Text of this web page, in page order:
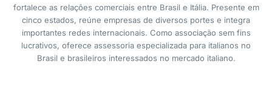
fortalece as relações comerciais entre Brasil e Itália. Presente em
cinco estados, reúne empresas de diversos portes e integra
importantes redes internacionais. Como associação sem fins
lucrativos, oferece assessoria especializada para italianos no
Brasil e brasileiros interessados no mercado italiano.